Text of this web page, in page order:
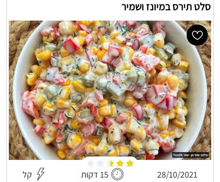
סלט תירס במיונז ושמיר
28/10/2021 15 דקות קל